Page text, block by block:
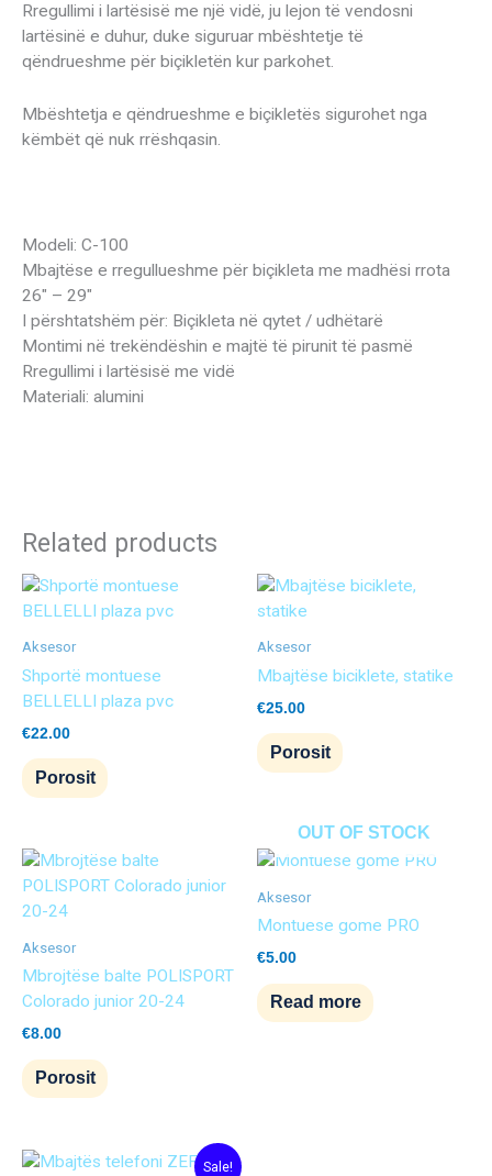
Rregullimi i lartësisë me një vidë, ju lejon të vendosni
lartësinë e duhur, duke siguruar mbështetje të
qëndrueshme për biçikletën kur parkohet.
Mbështetja e qëndrueshme e biçikletës sigurohet nga
këmbët që nuk rrëshqasin.
Modeli: C-100
Mbajtëse e rregullueshme për biçikleta me madhësi rrota
26″ – 29″
I përshtatshëm për: Biçikleta në qytet / udhëtarë
Montimi në trekëndëshin e majtë të pirunit të pasmë
Rregullimi i lartësisë me vidë
Materiali: alumini
Related products
Aksesor
Shportë montuese
BELLELLI plaza pvc
€22.00
Porosit
Aksesor
Mbajtëse biciklete, statike
€25.00
Porosit
Aksesor
Mbrojtëse balte POLISPORT
Colorado junior 20-24
€8.00
Porosit
OUT OF STOCK
Aksesor
Montuese gome PRO
€5.00
Read more
Sale!
OriginalCurrent